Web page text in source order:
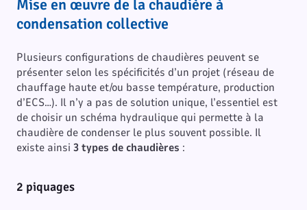
Mise en œuvre de la chaudière à
condensation collective
Plusieurs configurations de chaudières peuvent se
présenter selon les spécificités d’un projet (réseau de
chauffage haute et/ou basse température, production
d’ECS…). Il n’y a pas de solution unique, l’essentiel est
de choisir un schéma hydraulique qui permette à la
chaudière de condenser le plus souvent possible. Il
existe ainsi 3 types de chaudières :
2 piquages